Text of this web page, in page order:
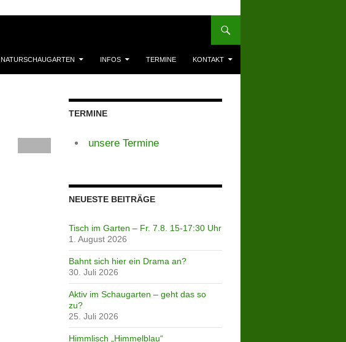
NATURSCHAUGARTEN INFOS TERMINE KONTAKT
TERMINE
unsere Termine
NEUESTE BEITRÄGE
Tisch im Garten – Fr. 7.8. 15-17:30 Uhr
1. August 2026
Bahnt sich hier ein Drama an?
30. Juli 2026
Aktiv im Schaugarten – geht das so
zu?
25. Juli 2026
Himmlisch „Himmelblau“